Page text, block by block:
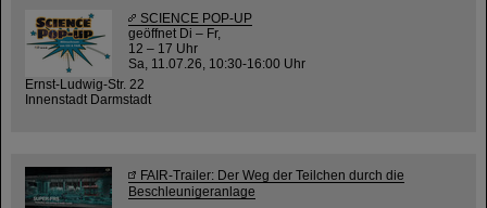
SCIENCE POP-UP
geöffnet Di – Fr,
12 – 17 Uhr
Sa, 11.07.26, 10:30-16:00 Uhr
Ernst-Ludwig-Str. 22
Innenstadt Darmstadt
FAIR-Trailer: Der Weg der Teilchen durch die
Beschleunigeranlage